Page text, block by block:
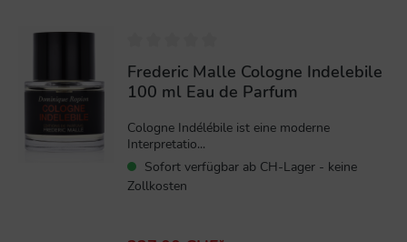
Frederic Malle Cologne Indelebile
100 ml Eau de Parfum
Cologne Indélébile ist eine moderne
Interpretatio...
Sofort verfügbar ab CH-Lager - keine
Zollkosten